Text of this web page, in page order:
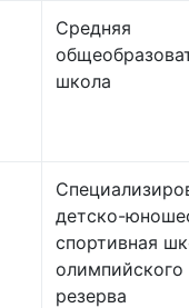
Средняя
школа
детско-
спортивная
олимпийского
резерва